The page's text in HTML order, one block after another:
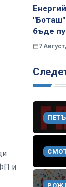
и
бъде
7